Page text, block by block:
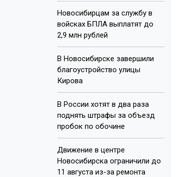
Новосибирцам за службу в
войсках БПЛА выплатят до
2,9 млн рублей
В Новосибирске завершили
благоустройство улицы
Кирова
В России хотят в два раза
поднять штрафы за объезд
пробок по обочине
Движение в центре
Новосибирска ограничили до
11 августа из-за ремонта